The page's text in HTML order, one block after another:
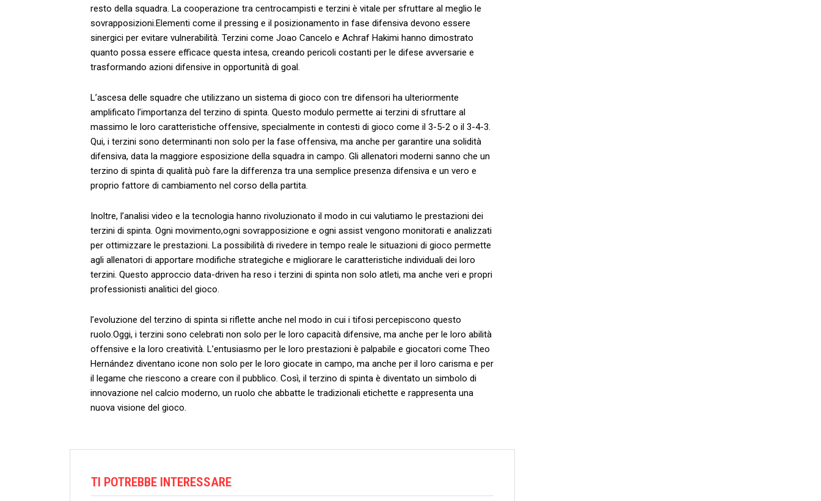
resto della squadra. La cooperazione tra centrocampisti ⁣e terzini è vitale ⁢per sfruttare al meglio le
sovrapposizioni.Elementi come il⁢ pressing e il ‌posizionamento ⁢in fase difensiva⁢ devono essere
sinergici per evitare vulnerabilità. Terzini ⁣come Joao Cancelo e‍ Achraf Hakimi hanno dimostrato
quanto possa ⁣essere ⁤efficace questa intesa, creando pericoli ‍costanti per le⁤ difese avversarie ‌e
trasformando azioni difensive in opportunità di goal.
L’ascesa delle squadre​ che utilizzano un sistema di gioco con⁣ tre ‌difensori ⁣ha ulteriormente⁣
amplificato l’importanza del terzino ⁤di spinta.⁢ Questo ​modulo permette ai ⁤terzini di ​sfruttare‌ al
massimo le loro caratteristiche ​offensive, specialmente in‍ contesti di gioco come il 3-5-2 o il 3-4-3.
Qui, ⁢i ‌terzini sono ⁤determinanti non solo ‌per la fase⁢ offensiva,‍ ma‌ anche per garantire una solidità
difensiva, data la maggiore esposizione della squadra in⁢ campo. Gli allenatori moderni sanno⁤ che un
terzino di spinta di qualità può fare⁢ la ⁢differenza tra una semplice presenza difensiva e ⁤un ‍vero⁣ e
proprio fattore di cambiamento nel‍ corso⁤ della ⁢partita.
Inoltre, l’analisi video ⁤e la tecnologia hanno rivoluzionato il modo in cui valutiamo le⁣ prestazioni dei
terzini di⁤ spinta. Ogni movimento,ogni sovrapposizione e ogni⁣ assist‍ vengono monitorati e analizzati‍
per ottimizzare​ le prestazioni. La ‍possibilità di⁢ rivedere‍ in tempo reale le situazioni ⁣di gioco permette
agli allenatori ⁢di apportare modifiche strategiche⁤ e migliorare le caratteristiche individuali dei loro
terzini. Questo approccio data-driven ​ha ‌reso i ‍terzini di spinta non ⁣solo atleti,​ ma ⁤anche veri e ​propri
professionisti ‍analitici del gioco.
l’evoluzione⁤ del terzino di spinta si riflette anche nel⁤ modo in cui i tifosi percepiscono ⁣questo
ruolo.Oggi, i terzini sono celebrati non solo per le loro capacità difensive, ⁤ma anche​ per le loro abilità
offensive‍ e la loro creatività.‍ L’entusiasmo per le loro prestazioni è palpabile ‌e giocatori‍ come Theo
Hernández diventano ‌icone​ non solo per le loro⁢ giocate ‍in campo, ma anche per⁤ il loro carisma⁣ e per
il legame che riescono a creare con il pubblico. Così, il terzino di ​spinta ⁣è diventato ⁢un simbolo ‌di
innovazione nel calcio moderno, ⁣un ​ruolo che abbatte le tradizionali etichette e rappresenta ​una‌
nuova ‍visione del gioco.
TI POTREBBE INTERESSARE